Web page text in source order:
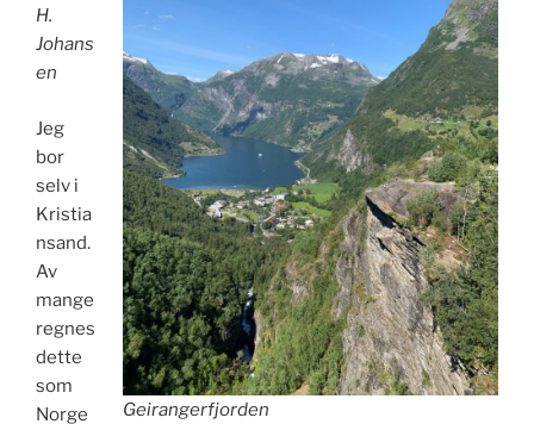
Geirangerfjorden
H.
Johans
en
Jeg
bor
selv i
Kristia
nsand.
Av
mange
regnes
dette
som
Norge